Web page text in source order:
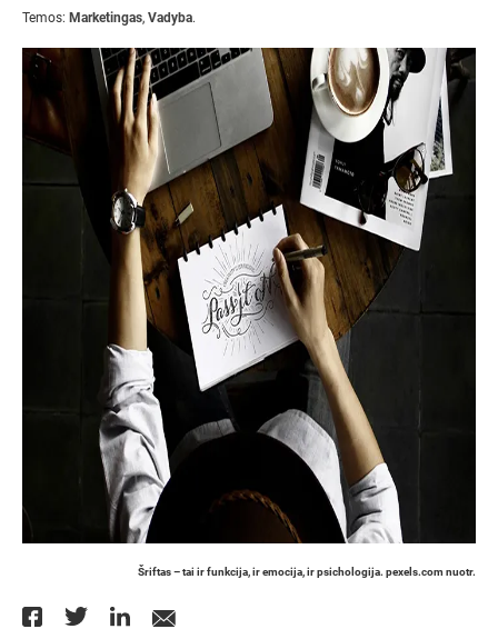
Temos: Marketingas, Vadyba.
Šriftas – tai ir funkcija, ir emocija, ir psichologija. pexels.com nuotr.